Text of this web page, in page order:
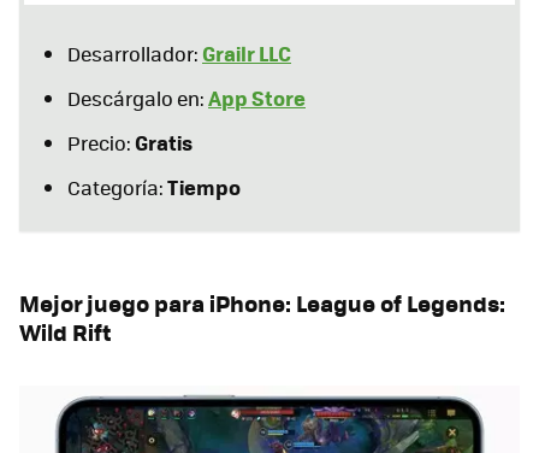
Desarrollador: Grailr LLC
Descárgalo en:App Store
Precio:Gratis
Categoría:Tiempo
Mejor juego para iPhone: League of Legends:
Wild Rift